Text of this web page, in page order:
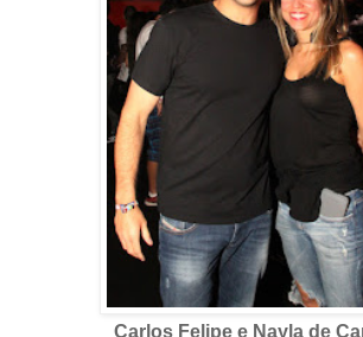
Carlos Felipe e Nayla de